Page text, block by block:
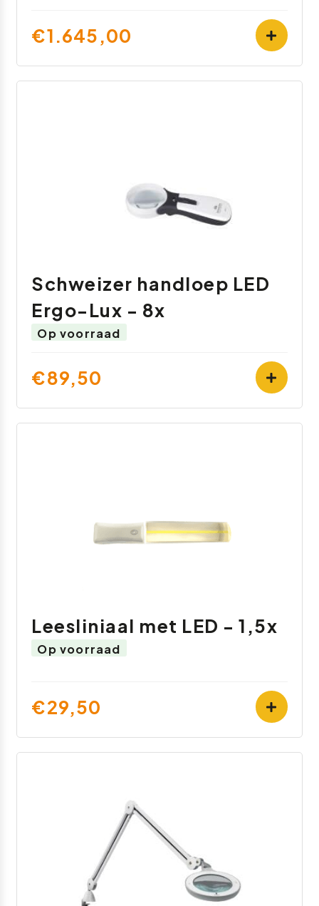
€1.645,00
Schweizer handloep LED
Ergo-Lux - 8x
Op voorraad
€89,50
Leesliniaal met LED - 1,5x
Op voorraad
€29,50